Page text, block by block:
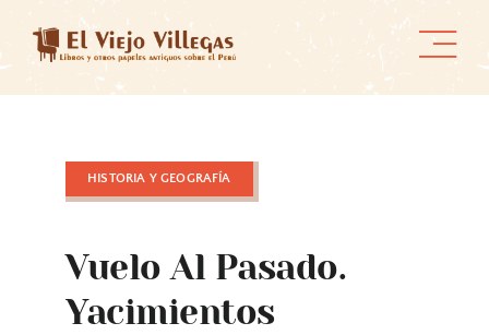
content
HISTORIA Y GEOGRAFÍA
Vuelo Al Pasado.
Yacimientos